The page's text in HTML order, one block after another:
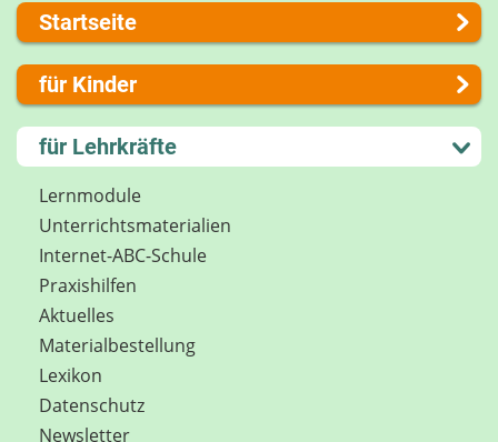
Startseite
Über uns
Presse
Kontakt
Impressum
Internet-ABC Sitemap
Barrierefreiheit
Länderprojekte
für Kinder
Lernen und Schule
Hobby und Freizeit
Spiel und Spaß
Mitreden und Mitmachen
Lexikon
Datenschutz
Newsletter
für Lehrkräfte
Lernmodule
Unterrichts­materialien
Internet-ABC-Schule
Praxishilfen
Aktuelles
Materialbestellung
Lexikon
Datenschutz
Newsletter